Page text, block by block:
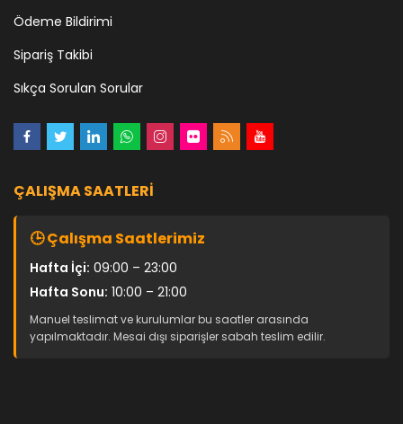
Ödeme Bildirimi
Sipariş Takibi
Sıkça Sorulan Sorular
ÇALIŞMA SAATLERI
🕒 Çalışma Saatlerimiz
Hafta İçi: 09:00 – 23:00
Hafta Sonu: 10:00 – 21:00
Manuel teslimat ve kurulumlar bu saatler arasında
yapılmaktadır. Mesai dışı siparişler sabah teslim edilir.